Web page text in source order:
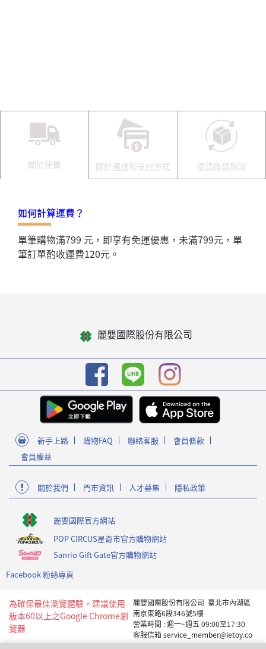
關於運費 關於運送和支付方式 退貨換貨取消
如何計算運費？
單筆購物滿799 元，即享有免運優惠，未滿799元，單
筆訂單酌收運費120元。
麗嬰國際股份有限公司
新手上路 購物FAQ 聯絡客服
會員條款
會員權益
關於我們 門市資訊 人才募集 隱私政策
麗嬰國際官方網站
POP CIRCUS星奇市官方購物網站
Sanrio Gift Gate官方購物網站
Facebook 粉絲專頁
為確保最佳瀏覽體驗，建議使用
版本60以上之Google Chrome瀏
覽器
麗嬰國際股份有限公司 臺北市內湖區
南京東路6段346號5樓
營業時間 : 週一~週五 09:00至17:30
客服信箱 service_member@letoy.co